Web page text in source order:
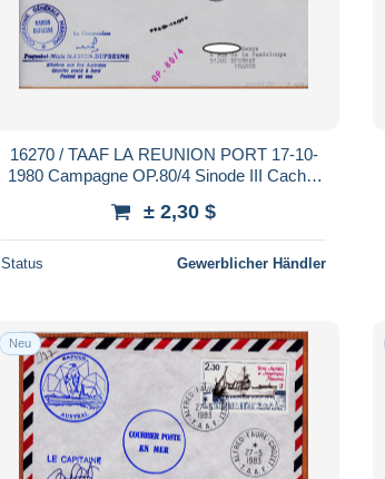
16270 / TAAF LA REUNION PORT 17-10-
1980 Campagne OP.80/4 Sinode III Cachet
± 2,30 $
Status Gewerblicher Händler
Neu